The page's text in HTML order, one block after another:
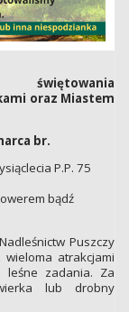
oraz Miastem
br.
P.P. 75
bądź
Puszczy
wieloma atrakcjami
leśne zadania. Za
lub drobny